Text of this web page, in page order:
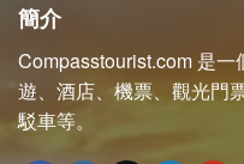
簡介
Compasstourist.com 是
遊、酒店、機票、觀光門
駁車等。